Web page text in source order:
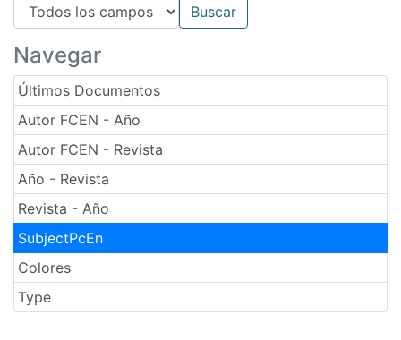
Navegar
Últimos Documentos
Autor FCEN - Año
Autor FCEN - Revista
Año - Revista
Revista - Año
SubjectPcEn
Colores
Type